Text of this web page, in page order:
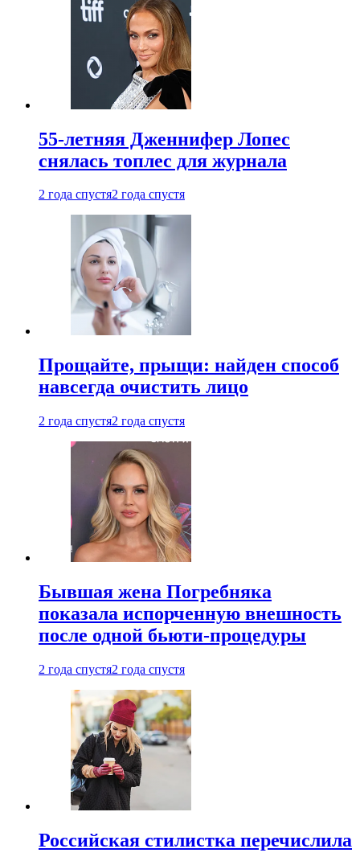
55-летняя Дженнифер Лопес
снялась топлес для журнала
2 года спустя2 года спустя
Прощайте, прыщи: найден способ
навсегда очистить лицо
2 года спустя2 года спустя
Бывшая жена Погребняка
показала испорченную внешность
после одной бьюти-процедуры
2 года спустя2 года спустя
Российская стилистка перечислила